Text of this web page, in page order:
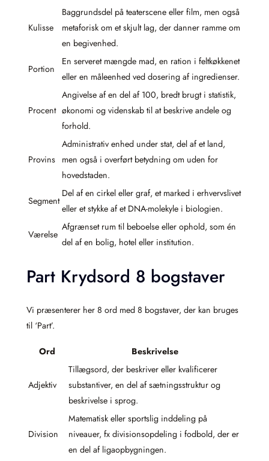
Kulisse
Baggrundsdel på teaterscene eller film, men også
metaforisk om et skjult lag, der danner ramme om
en begivenhed.
Portion
En serveret mængde mad, en ration i feltkøkkenet
eller en måleenhed ved dosering af ingredienser.
Procent
Angivelse af en del af 100, bredt brugt i statistik,
økonomi og videnskab til at beskrive andele og
forhold.
Provins
Administrativ enhed under stat, del af et land,
men også i overført betydning om uden for
hovedstaden.
Segment
Del af en cirkel eller graf, et marked i erhvervslivet
eller et stykke af et DNA-molekyle i biologien.
Værelse
Afgrænset rum til beboelse eller ophold, som én
del af en bolig, hotel eller institution.
Part Krydsord 8 bogstaver
Vi præsenterer her 8 ord med 8 bogstaver, der kan bruges
til ‘Part’.
Ord Beskrivelse
Adjektiv
Tillægsord, der beskriver eller kvalificerer
substantiver, en del af sætningsstruktur og
beskrivelse i sprog.
Division
Matematisk eller sportslig inddeling på
niveauer, fx divisionsopdeling i fodbold, der er
en del af ligaopbygningen.